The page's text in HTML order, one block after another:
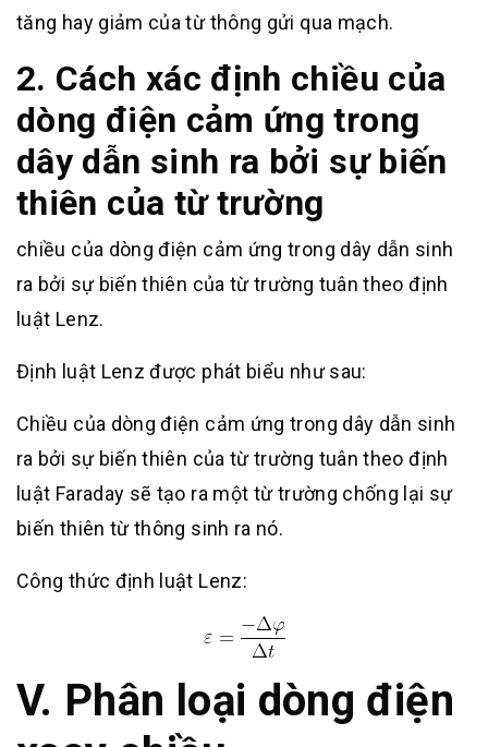
tăng hay giảm của từ thông gửi qua mạch.
2. Cách xác định chiều của
dòng điện cảm ứng trong
dây dẫn sinh ra bởi sự biến
thiên của từ trường
chiều của dòng điện cảm ứng trong dây dẫn sinh
ra bởi sự biến thiên của từ trường tuân theo định
luật Lenz.
Định luật Lenz được phát biểu như sau:
Chiều của dòng điện cảm ứng trong dây dẫn sinh
ra bởi sự biến thiên của từ trường tuân theo định
luật Faraday sẽ tạo ra một từ trường chống lại sự
biến thiên từ thông sinh ra nó.
Công thức định luật Lenz:
V. Phân loại dòng điện